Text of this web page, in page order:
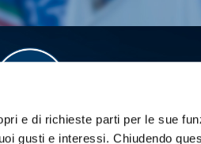
e di richieste parti per le sue
gusti e interessi.Chiudendo